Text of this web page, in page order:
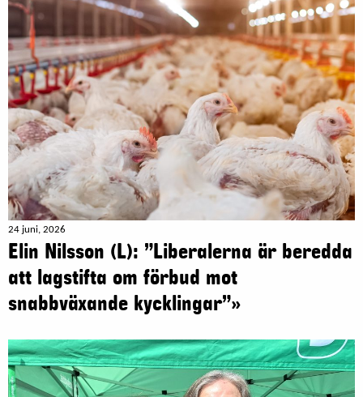
24 juni, 2026
Elin Nilsson (L): ”Liberalerna är beredda
att lagstifta om förbud mot
snabbväxande kycklingar”»